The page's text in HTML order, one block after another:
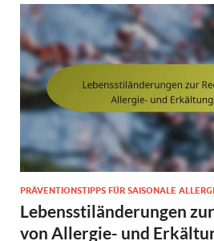
PRÄVENTIONSTIPPS FÜR SAISONALE
Lebensstiländerungen
von Allergie- und